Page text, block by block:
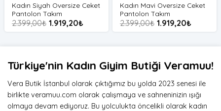
Kadın Siyah Oversize Ceket
Pantolon Takım
2.399,00₺ 1.919,20₺
Kadın Mavi Oversize Ceket
Pantolon Takım
2.399,00₺ 1.919,20₺
Türkiye'nin Kadın Giyim Butiği Veramuu!
Vera Butik İstanbul olarak çıktığımız bu yolda 2023 senesi ile
birlikte veramuu.com olarak çalışmaya ve sahneninizin ışığı
olmaya devam ediyoruz. Bu yolculukta öncelikli olarak kadın